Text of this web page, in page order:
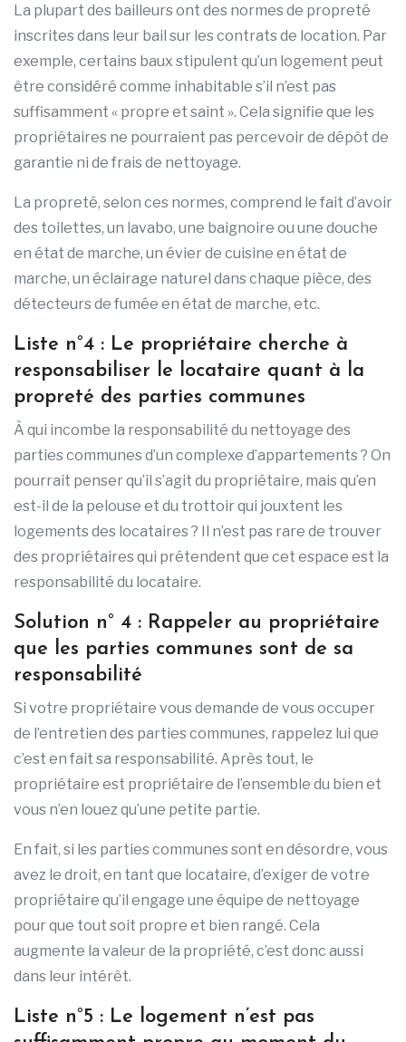
La plupart des bailleurs ont des normes de propreté
inscrites dans leur bail sur les contrats de location. Par
exemple, certains baux stipulent qu’un logement peut
être considéré comme inhabitable s’il n’est pas
suffisamment « propre et saint ». Cela signifie que les
propriétaires ne pourraient pas percevoir de dépôt de
garantie ni de frais de nettoyage.
La propreté, selon ces normes, comprend le fait d’avoir
des toilettes, un lavabo, une baignoire ou une douche
en état de marche, un évier de cuisine en état de
marche, un éclairage naturel dans chaque pièce, des
détecteurs de fumée en état de marche, etc.
Liste n°4 : Le propriétaire cherche à
responsabiliser le locataire quant à la
propreté des parties communes
À qui incombe la responsabilité du nettoyage des
parties communes d’un complexe d’appartements ? On
pourrait penser qu’il s’agit du propriétaire, mais qu’en
est-il de la pelouse et du trottoir qui jouxtent les
logements des locataires ? Il n’est pas rare de trouver
des propriétaires qui prétendent que cet espace est la
responsabilité du locataire.
Solution n° 4 : Rappeler au propriétaire
que les parties communes sont de sa
responsabilité
Si votre propriétaire vous demande de vous occuper
de l’entretien des parties communes, rappelez lui que
c’est en fait sa responsabilité. Après tout, le
propriétaire est propriétaire de l’ensemble du bien et
vous n’en louez qu’une petite partie.
En fait, si les parties communes sont en désordre, vous
avez le droit, en tant que locataire, d’exiger de votre
propriétaire qu’il engage une équipe de nettoyage
pour que tout soit propre et bien rangé. Cela
augmente la valeur de la propriété, c’est donc aussi
dans leur intérêt.
Liste n°5 : Le logement n’est pas